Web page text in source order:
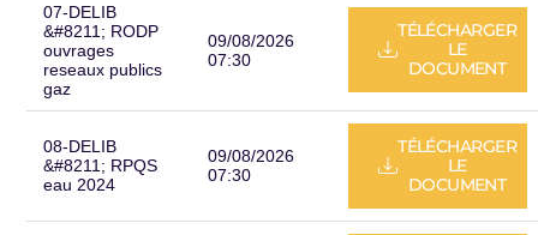
07-DELIB
&#8211; RODP
ouvrages
reseaux publics
gaz
09/08/2026
07:30
TÉLÉCHARGER
LE
DOCUMENT
08-DELIB
&#8211; RPQS
eau 2024
09/08/2026
07:30
TÉLÉCHARGER
LE
DOCUMENT